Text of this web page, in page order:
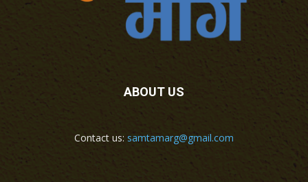
ABOUT US
Contact us: samtamarg@gmail.com